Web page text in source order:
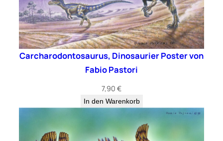
Carcharodontosaurus, Dinosaurier Poster von
Fabio Pastori
7,90 €
In den Warenkorb